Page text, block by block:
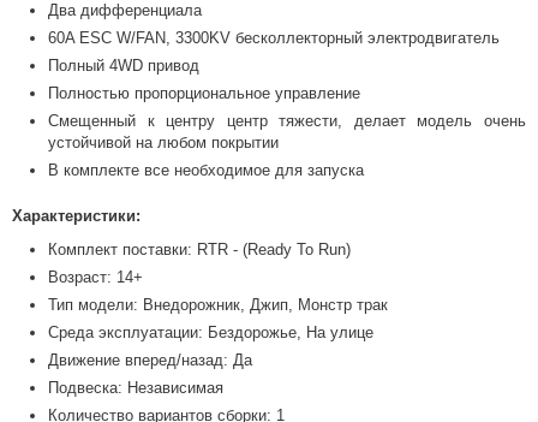
Два дифференциала
60A ESC W/FAN, 3300KV бесколлекторный электродвигатель
Полный 4WD привод
Полностью пропорциональное управление
Смещенный к центру центр тяжести, делает модель очень
устойчивой на любом покрытии
В комплекте все необходимое для запуска
Характеристики:
Комплект поставки: RTR - (Ready To Run)
Возраст: 14+
Тип модели: Внедорожник, Джип, Монстр трак
Среда эксплуатации: Бездорожье, На улице
Движение вперед/назад: Да
Подвеска: Независимая
Количество вариантов сборки: 1